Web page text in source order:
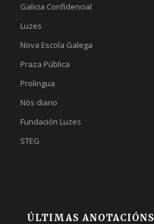
Galicia Confidencial
Luzes
Nova Escola Galega
Praza Pública
Prolingua
Nós diario
Fundación Luzes
STEG
ÚLTIMAS ANOTACIÓNS